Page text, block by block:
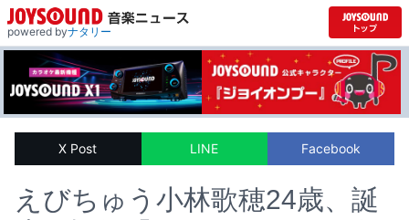
powered byナタリー
X Post LINE Facebook
えびちゅう小林歌穂24歳、誕